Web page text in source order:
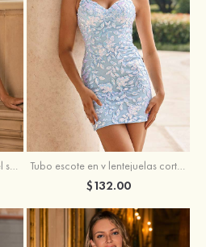
Tubo escote en v seda como el satén corto vestido para homecoming Tubo escote en v lentejuelas corto vestido para homecoming
$132.00